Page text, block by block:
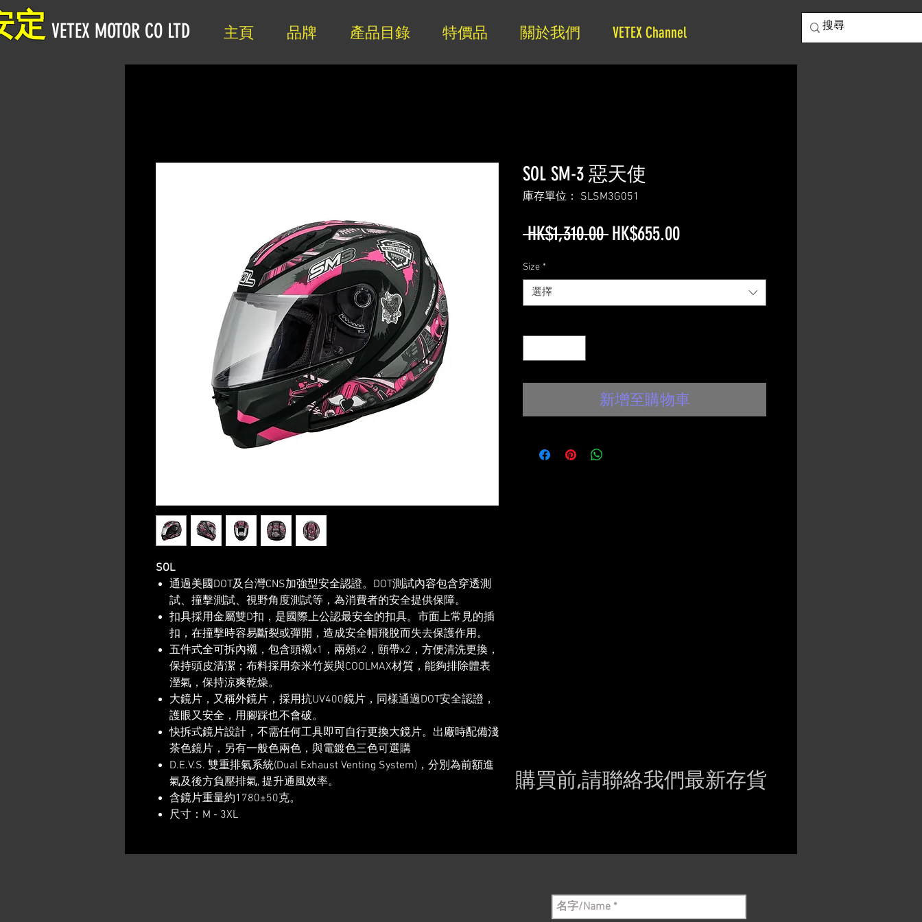
主頁 品牌 產品目錄 特價品 關於我們 VETEX Channel
定 VETEX MOTOR CO LTD
SOL
通過美國DOT及台灣CNS加強型安全認證。DOT測試內容包含穿透測
試、撞擊測試、視野角度測試等，為消費者的安全提供保障。
扣具採用金屬雙D扣，是國際上公認最安全的扣具。市面上常見的插
扣，在撞擊時容易斷裂或彈開，造成安全帽飛脫而失去保護作用。
五件式全可拆內襯，包含頭襯x1，兩頰x2，頤帶x2，方便清洗更換，
保持頭皮清潔；布料採用奈米竹炭與COOLMAX材質，能夠排除體表
溼氣，保持涼爽乾燥。
大鏡片，又稱外鏡片，採用抗UV400鏡片，同樣通過DOT安全認證，
護眼又安全，用腳踩也不會破。
快拆式鏡片設計，不需任何工具即可自行更換大鏡片。出廠時配備淺
茶色鏡片，另有一般色兩色，與電鍍色三色可選購
D.E.V.S. 雙重排氣系統(Dual Exhaust Venting System)，分別為前額進
氣及後方負壓排氣, 提升通風效率。
含鏡片重量約1780±50克。
尺寸：M - 3XL
SOL SM-3 惡天使
庫存單位： SLSM3G051
HK$1,310.00 一
價
格
HK$655.00促
價
格
Size *
選擇
新增至購物車
購買前,請聯絡我們最新存貨